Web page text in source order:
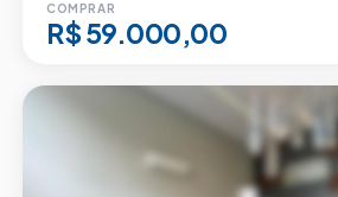
COMPRAR
R$ 59.000,00